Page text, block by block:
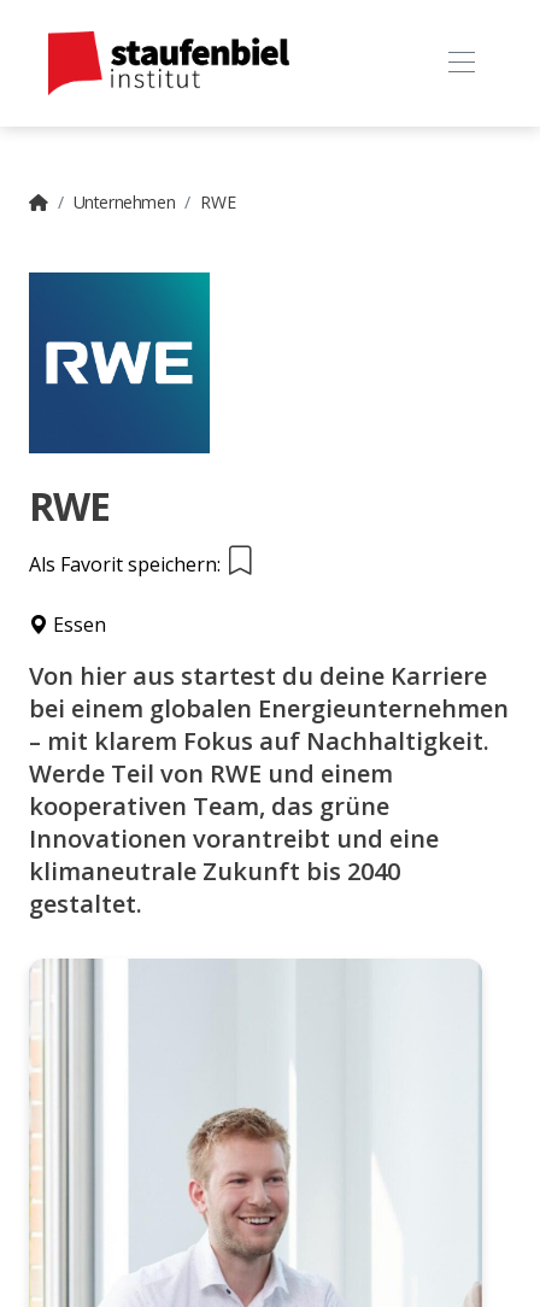
Unternehmen RWE
RWE
Als Favorit speichern:
Essen
Von hier aus startest du deine Karriere
bei einem globalen Energieunternehmen
– mit klarem Fokus auf Nachhaltigkeit.
Werde Teil von RWE und einem
kooperativen Team, das grüne
Innovationen vorantreibt und eine
klimaneutrale Zukunft bis 2040
gestaltet.